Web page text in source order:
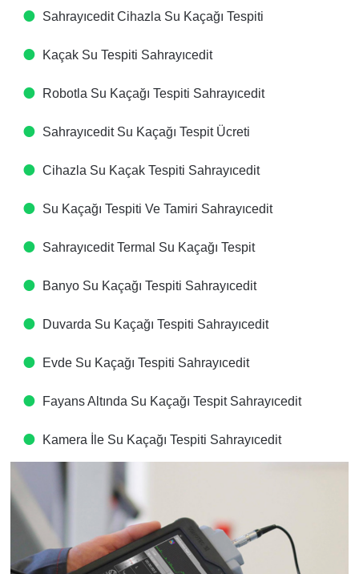
Sahrayıcedit Cihazla Su Kaçağı Tespiti​
Kaçak Su Tespiti​ Sahrayıcedit
Robotla Su Kaçağı Tespiti​ Sahrayıcedit
Sahrayıcedit Su Kaçağı Tespit Ücreti​
Cihazla Su Kaçak Tespiti​ Sahrayıcedit
Su Kaçağı Tespiti Ve Tamiri​ Sahrayıcedit
Sahrayıcedit Termal Su Kaçağı Tespit ​
Banyo Su Kaçağı Tespiti​ Sahrayıcedit
Duvarda Su Kaçağı Tespiti​ Sahrayıcedit
Evde Su Kaçağı Tespiti​ Sahrayıcedit
Fayans Altında Su Kaçağı Tespit​ Sahrayıcedit
Kamera İle Su Kaçağı Tespiti​ Sahrayıcedit